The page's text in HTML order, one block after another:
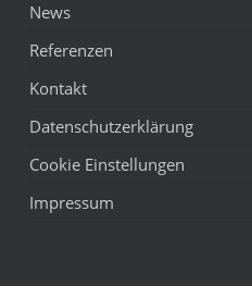
News
Referenzen
Kontakt
Datenschutzerklärung
Cookie Einstellungen
Impressum